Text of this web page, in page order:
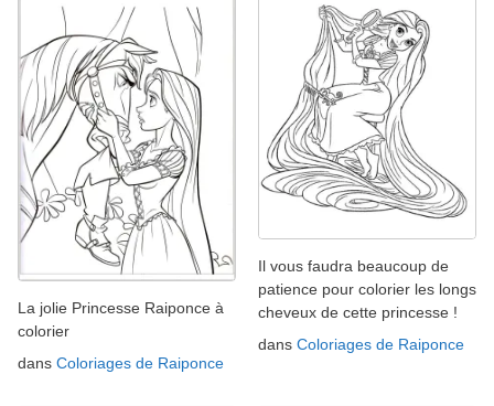
La jolie Princesse Raiponce à
colorier
dans Coloriages de Raiponce
Il vous faudra beaucoup de
patience pour colorier les longs
cheveux de cette princesse !
dans Coloriages de Raiponce